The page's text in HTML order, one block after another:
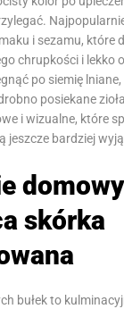
i sezamu, które
chrupkości i lekko
po siemię
posiekane
i wizualne, które
jeszcze bardziej
skórka
bułek to